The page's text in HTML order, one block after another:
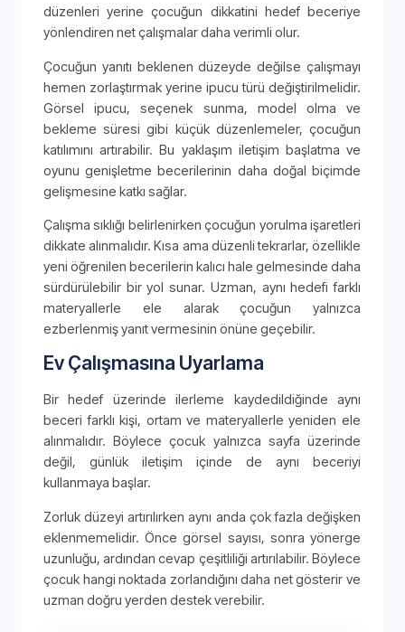
düzenleri yerine çocuğun dikkatini hedef beceriye
yönlendiren net çalışmalar daha verimli olur.
Çocuğun yanıtı beklenen düzeyde değilse çalışmayı
hemen zorlaştırmak yerine ipucu türü değiştirilmelidir.
Görsel ipucu, seçenek sunma, model olma ve
bekleme süresi gibi küçük düzenlemeler, çocuğun
katılımını artırabilir. Bu yaklaşım iletişim başlatma ve
oyunu genişletme becerilerinin daha doğal biçimde
gelişmesine katkı sağlar.
Çalışma sıklığı belirlenirken çocuğun yorulma işaretleri
dikkate alınmalıdır. Kısa ama düzenli tekrarlar, özellikle
yeni öğrenilen becerilerin kalıcı hale gelmesinde daha
sürdürülebilir bir yol sunar. Uzman, aynı hedefi farklı
materyallerle ele alarak çocuğun yalnızca
ezberlenmiş yanıt vermesinin önüne geçebilir.
Ev Çalışmasına Uyarlama
Bir hedef üzerinde ilerleme kaydedildiğinde aynı
beceri farklı kişi, ortam ve materyallerle yeniden ele
alınmalıdır. Böylece çocuk yalnızca sayfa üzerinde
değil, günlük iletişim içinde de aynı beceriyi
kullanmaya başlar.
Zorluk düzeyi artırılırken aynı anda çok fazla değişken
eklenmemelidir. Önce görsel sayısı, sonra yönerge
uzunluğu, ardından cevap çeşitliliği artırılabilir. Böylece
çocuk hangi noktada zorlandığını daha net gösterir ve
uzman doğru yerden destek verebilir.